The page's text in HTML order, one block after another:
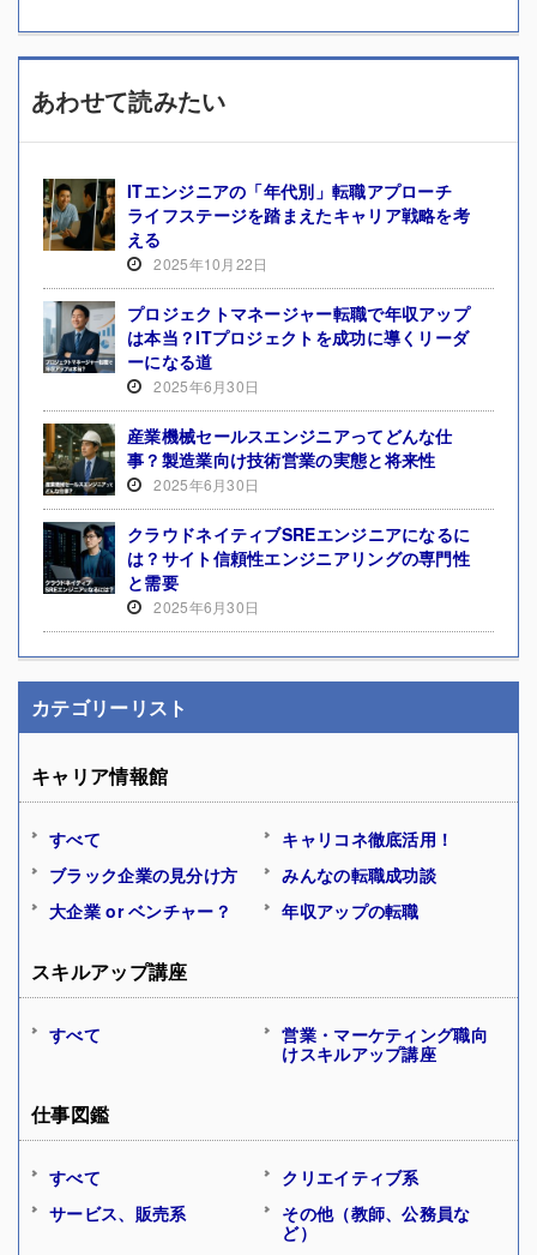
あわせて読みたい
ITエンジニアの「年代別」転職アプローチ
ライフステージを踏まえたキャリア戦略を考
える
2025年10月22日
プロジェクトマネージャー転職で年収アップ
は本当？ITプロジェクトを成功に導くリーダ
ーになる道
2025年6月30日
産業機械セールスエンジニアってどんな仕
事？製造業向け技術営業の実態と将来性
2025年6月30日
クラウドネイティブSREエンジニアになるに
は？サイト信頼性エンジニアリングの専門性
と需要
2025年6月30日
カテゴリーリスト
キャリア情報館
すべて
キャリコネ徹底活用！
ブラック企業の見分け方
みんなの転職成功談
大企業 or ベンチャー？
年収アップの転職
スキルアップ講座
すべて
営業・マーケティング職向
けスキルアップ講座
仕事図鑑
すべて
クリエイティブ系
サービス、販売系
その他（教師、公務員な
ど）